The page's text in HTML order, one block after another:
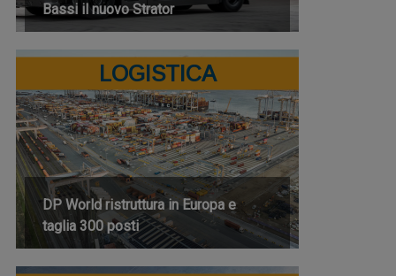
Bassi il nuovo Strator
LOGISTICA
DP World ristruttura in Europa e
taglia 300 posti